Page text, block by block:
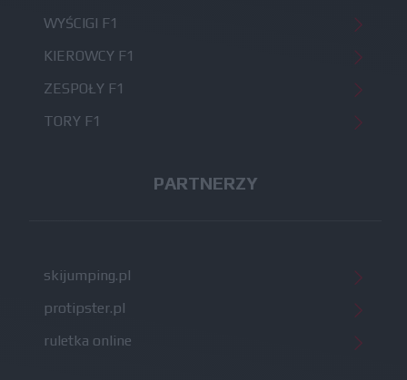
WYŚCIGI F1
KIEROWCY F1
ZESPOŁY F1
TORY F1
PARTNERZY
skijumping.pl
protipster.pl
ruletka online